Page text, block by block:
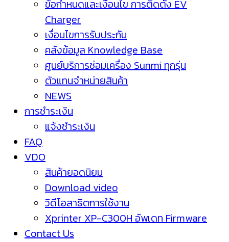
ข้อกำหนดและเงื่อนไข การติดตั้ง EV
Charger
เงื่อนไขการรับประกัน
คลังข้อมูล Knowledge Base
ศูนย์บริการซ่อมเครื่อง Sunmi ทุกรุ่น
ตัวแทนจำหน่ายสินค้า
NEWS
การชำระเงิน
แจ้งชำระเงิน
FAQ
VDO
สินค้ายอดนิยม
Download video
วิดีโอสาธิตการใช้งาน
Xprinter XP-C300H อัพเดท Firmware
Contact Us